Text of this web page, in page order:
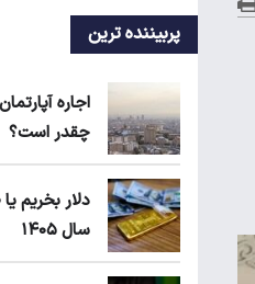
پربیننده ترین
اجاره
چقدر است؟
دلار بخریم
سال ۱۴۰۵